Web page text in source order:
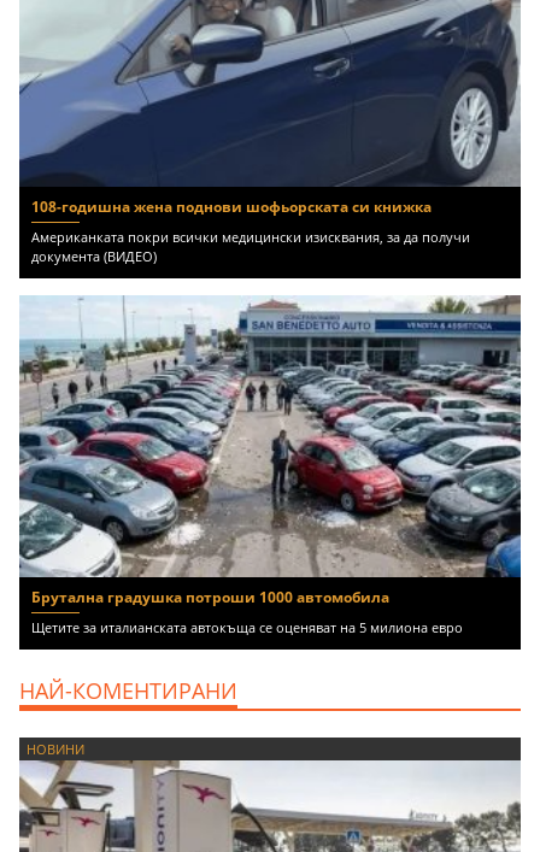
108-годишна жена поднови шофьорската си книжка
Американката покри всички медицински изисквания, за да получи
документа (ВИДЕО)
Брутална градушка потроши 1000 автомобила
Щетите за италианската автокъща се оценяват на 5 милиона евро
НАЙ-КОМЕНТИРАНИ
НОВИНИ